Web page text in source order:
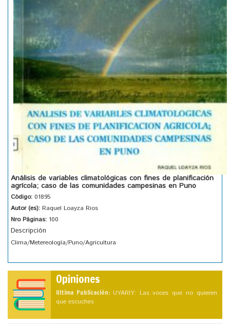
Análisis de variables climatológicas con fines de planificación
agrícola; caso de las comunidades campesinas en Puno
Código: 01895
Autor (es): Raquel Loayza Rios
Nro Páginas: 100
Descripción
Clima/Metereología/Puno/Agricultura
Opiniones
Ultima Publicación: UYARIY: Las voces que no quieren
que escuches